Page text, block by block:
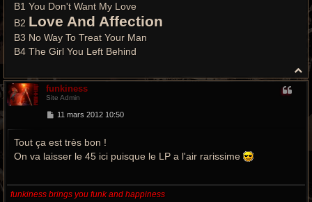
B1 You Don't Want My Love
B2 Love And Affection
B3 No Way To Treat Your Man
B4 The Girl You Left Behind
H
a
funkiness
Site Admin
M
s
g
11 mars 2012 10:50
Tout ça est très bon !
On va laisser le 45 ici puisque le LP a l'air rarissime
funkiness brings you funk and happiness